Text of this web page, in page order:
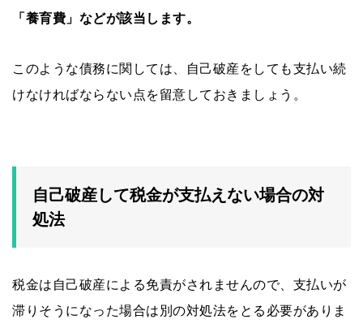
「養育費」などが該当します。
このような債務に関しては、自己破産をしても支払い続
けなければならない点を留意しておきましょう。
自己破産して税金が支払えない場合の対
処法
税金は自己破産による免責がされませんので、支払いが
滞りそうになった場合は別の対処法をとる必要がありま